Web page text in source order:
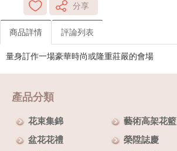
分享
商品詳情 評論列表
量身訂作一場豪華時尚或隆重莊嚴的會場
產品分類
花束集錦
盆花花禮
藝術高架花籃
榮陞誌慶